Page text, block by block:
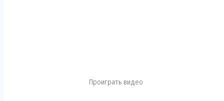
Проиграть видео